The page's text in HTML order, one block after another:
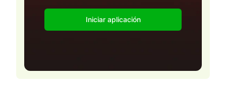
Iniciar aplicación